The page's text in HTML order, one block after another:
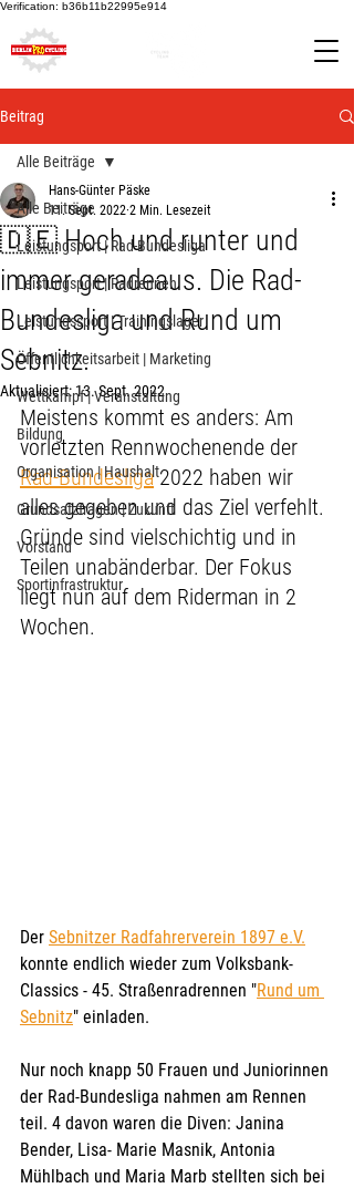
Verification: b36b11b22995e914
Beitrag
Alle Beiträge
Leistungsport | Rad-Bundesliga
Leistungsport | Radrennen
Leistungssport | Trainingslager
Öffentlichkeitsarbeit | Marketing
Wettkampf | Veranstaltung
Bildung
Organisation | Haushalt
Grundsatzfragen | Zukunft
Vorstand
Sportinfrastruktur
Alle Beiträge
🇩🇪 Hoch und runter und
immer geradeaus. Die Rad-
Bundesliga und Rund um
Sebnitz.
Hans-Günter Päske
11. Sept. 2022 2 Min. Lesezeit
Aktualisiert:13. Sept. 2022
Meistens kommt es anders: Am
vorletzten Rennwochenende der
Rad-Bundesliga 2022 haben wir
alles gegeben und das Ziel verfehlt.
Gründe sind vielschichtig und in
Teilen unabänderbar. Der Fokus
liegt nun auf dem Riderman in 2
Wochen.
Der Sebnitzer Radfahrerverein 1897 e.V.
konnte endlich wieder zum Volksbank-
Classics - 45. Straßenradrennen "Rund um
Sebnitz" einladen.
Nur noch knapp 50 Frauen und Juniorinnen
der Rad-Bundesliga nahmen am Rennen
teil. 4 davon waren die Diven: Janina
Bender, Lisa- Marie Masnik, Antonia
Mühlbach und Maria Marb stellten sich bei